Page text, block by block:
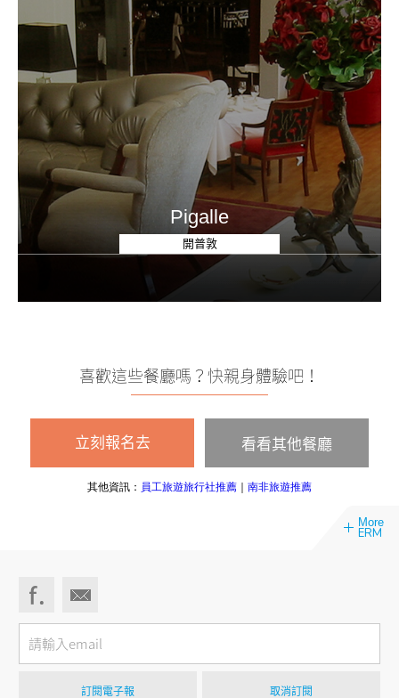
Pigalle
開普敦
喜歡這些餐廳嗎？快親身體驗吧！
立刻報名去 看看其他餐廳
其他資訊： 員工旅遊旅行社推薦 南非旅遊推薦
More
ERM